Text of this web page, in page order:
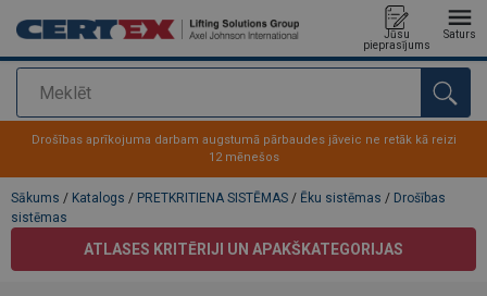
Meklēt
Jūsu
pieprasījums
Saturs
Pievienots jūsu pasūtījumam
Drošības aprīkojuma darbam augstumā pārbaudes jāveic ne retāk kā reizi
12 mēnešos
Sākums / Katalogs / PRETKRITIENA SISTĒMAS / Ēku sistēmas / Drošības
sistēmas
ATLASES KRITĒRIJI UN APAKŠKATEGORIJAS